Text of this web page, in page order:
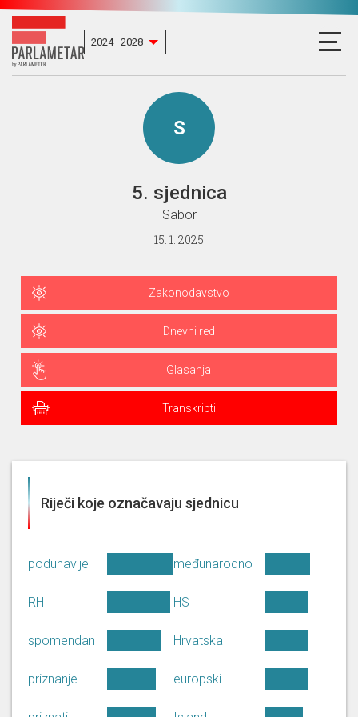
S
5. sjednica
Sabor
15. 1. 2025
Zakonodavstvo
Dnevni red
Glasanja
Transkripti
Riječi koje označavaju sjednicu
podunavlje
RH
spomendan
priznanje
međunarodno
HS
Hrvatska
europski